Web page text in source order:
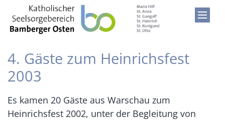
Zum Inhalt springen
4. Gäste zum Heinrichsfest
2003
Es kamen 20 Gäste aus Warschau zum
Heinrichsfest 2002, unter der Begleitung von